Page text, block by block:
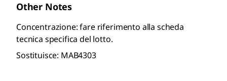
Other Notes
Concentrazione: fare riferimento alla scheda
tecnica specifica del lotto.
Sostituisce: MAB4303